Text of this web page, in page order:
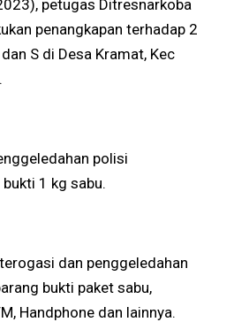
petugas Ditresnarkoba
penangkapan terhadap 2
S di Desa Kramat, Kec
polisi
1 kg sabu.
dan penggeledahan
bukti paket sabu,
Handphone dan lainnya.